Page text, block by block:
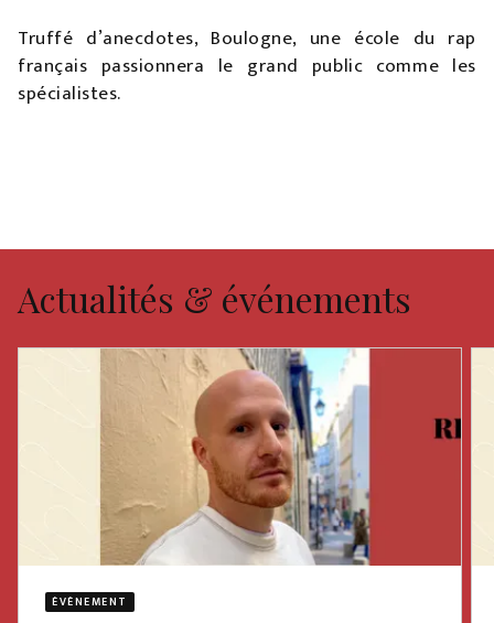
Truffé d’anecdotes, Boulogne, une école du rap
français passionnera le grand public comme les
spécialistes.
Actualités & événements
ÉVÈNEMENT